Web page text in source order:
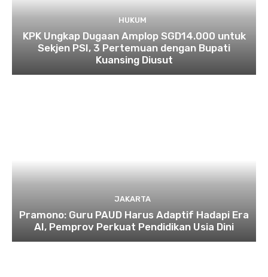
HUKUM
KPK Ungkap Dugaan Amplop SGD14.000 untuk
Sekjen PSI, 3 Pertemuan dengan Bupati
Kuansing Diusut
JAKARTA
Pramono: Guru PAUD Harus Adaptif Hadapi Era
AI, Pemprov Perkuat Pendidikan Usia Dini